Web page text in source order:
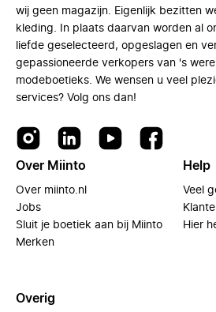
wij geen magazijn. Eigenlijk bezitten
kleding. In plaats daarvan worden al
liefde geselecteerd, opgeslagen en
gepassioneerde verkopers van 's
modeboetieks. We wensen u veel
services? Volg ons dan!
Over Miinto
Over miinto.nl
Jobs
Sluit je boetiek aan bij Miinto
Merken
Help
Veel
Hier
Overig